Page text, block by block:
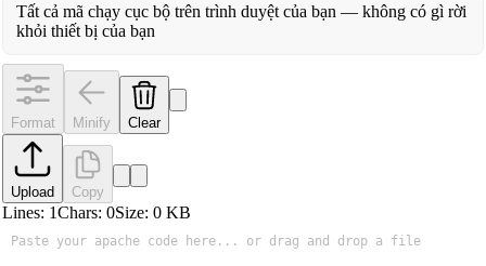
Tất cả mã chạy cục bộ trên trình duyệt của bạn — không có gì rời
khỏi thiết bị của bạn
Format Minify Clear
Upload Copy
Lines: 1Chars: 0Size: 0KB